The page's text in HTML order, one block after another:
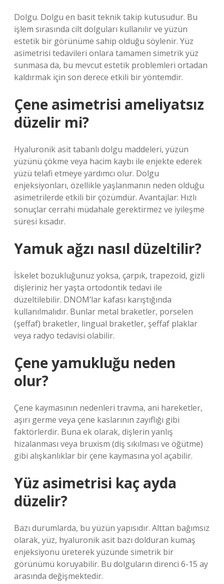
Dolgu. Dolgu en basit teknik takip kutusudur. Bu
işlem sırasında cilt dolguları kullanılır ve yüzün
estetik bir görünüme sahip olduğu söylenir. Yüz
asimetrisi tedavileri onlara tamamen simetrik yüz
sunmasa da, bu mevcut estetik problemleri ortadan
kaldırmak için son derece etkili bir yöntemdir.
Çene asimetrisi ameliyatsız
düzelir mi?
Hyaluronik asit tabanlı dolgu maddeleri, yüzün
yüzünü çökme veya hacim kaybı ile enjekte ederek
yüzü telafi etmeye yardımcı olur. Dolgu
enjeksiyonları, özellikle yaşlanmanın neden olduğu
asimetrilerde etkili bir çözümdür. Avantajlar: Hızlı
sonuçlar cerrahi müdahale gerektirmez ve iyileşme
süresi kısadır.
Yamuk ağzı nasıl düzeltilir?
İskelet bozukluğunuz yoksa, çarpık, trapezoid, gizli
dişleriniz her yaşta ortodontik tedavi ile
düzeltilebilir. DNOM’lar kafası karıştığında
kullanılmalıdır. Bunlar metal braketler, porselen
(şeffaf) braketler, lingual braketler, şeffaf plaklar
veya radyo tedavisi olabilir.
Çene yamukluğu neden
olur?
Çene kaymasının nedenleri travma, ani hareketler,
aşırı germe veya çene kaslarının zayıflığı gibi
faktörlerdir. Buna ek olarak, dişlerin yanlış
hizalanması veya bruxism (diş sıkılması ve öğütme)
gibi alışkanlıklar bir çene kaymasına yol açabilir.
Yüz asimetrisi kaç ayda
düzelir?
Bazı durumlarda, bu yüzün yapısıdır. Alttan bağımsız
olarak, yüz, hyaluronik asit bazı dolduran kumaş
enjeksiyonu üreterek yüzünde simetrik bir
görünümü koruyabilir. Bu dolguların direnci 6-15 ay
arasında değişmektedir.